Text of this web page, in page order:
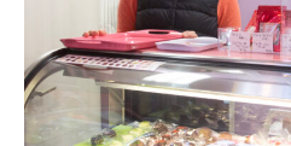
イベント情報
おしらせ